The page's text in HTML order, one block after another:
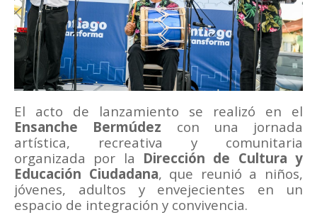
El acto de lanzamiento se realizó en el
Ensanche Bermúdez con una jornada
artística, recreativa y comunitaria
organizada por la Dirección de Cultura y
Educación Ciudadana, que reunió a niños,
jóvenes, adultos y envejecientes en un
espacio de integración y convivencia.